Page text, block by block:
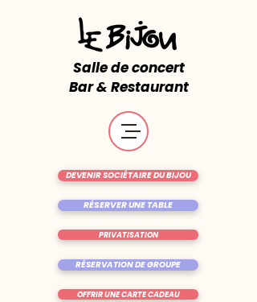
Salle de concert
Bar & Restaurant
RÉSERVER UNE TABLE
OFFRIR UNE CARTE CADEAU
DEVENIR SOCIÉTAIRE DU BIJOU
RÉSERVATION DE GROUPE
PRIVATISATION